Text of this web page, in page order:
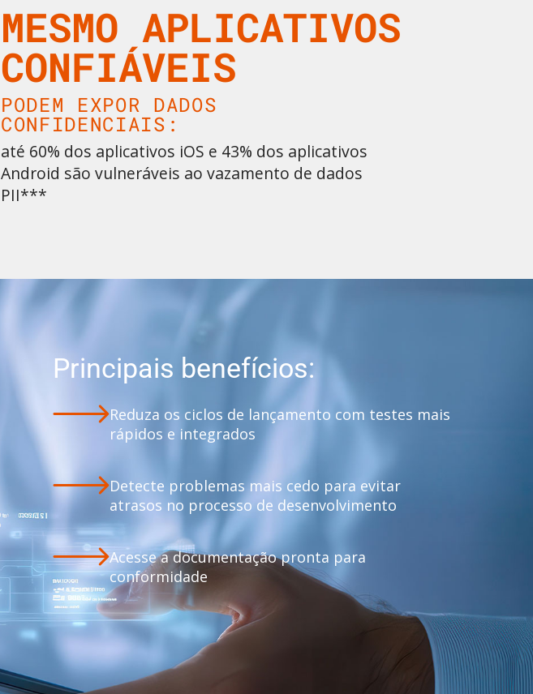
MESMO APLICATIVOS
CONFIÁVEIS
PODEM EXPOR DADOS
CONFIDENCIAIS:
até 60% dos aplicativos iOS e 43% dos aplicativos
Android são vulneráveis ao vazamento de dados
PII***
Principais benefícios:
Reduza os ciclos de lançamento com testes mais
rápidos e integrados
Detecte problemas mais cedo para evitar
atrasos no processo de desenvolvimento
Acesse a documentação pronta para
conformidade